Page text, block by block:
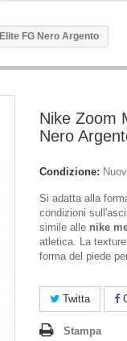
FG Nero Argento
Nike Zoom
Nero
Condizione:
Si adatta alla
condizioni
simile alle nike
atletica. La
forma del piede
Twitta
Stampa